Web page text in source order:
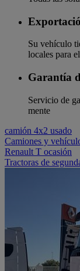
Su vehículo
locales para
Garantía
Servicio de
mente
camión 4x2 usado
Camiones y
Renault T ocasión
Tractoras de